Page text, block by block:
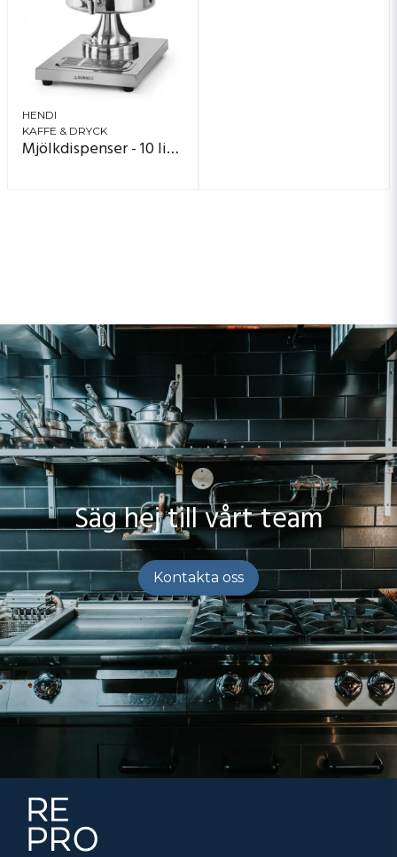
HENDI
KAFFE & DRYCK
Mjölkdispenser - 10 liter
Säg hej till vårt team
Kontakta oss